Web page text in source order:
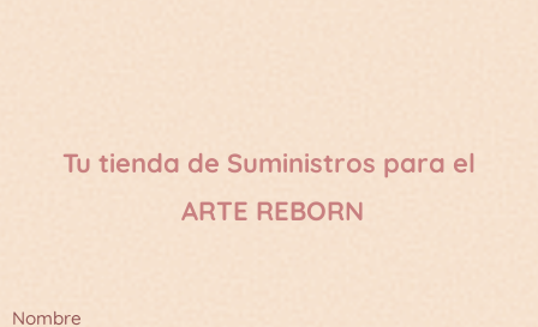
Tu tienda de Suministros para el
ARTE REBORN
Nombre